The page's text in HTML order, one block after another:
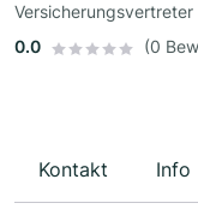
Versicherungsvertreter
0.0
(0
Kontakt Info